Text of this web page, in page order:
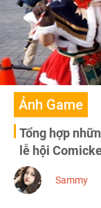
Ảnh Game
Tổng hợp
lễ hội
Sammy